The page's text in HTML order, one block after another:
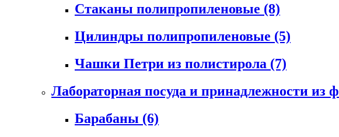
Стаканы полипропиленовые (8)
Цилиндры полипропиленовые (5)
Чашки Петри из полистирола (7)
Лабораторная посуда и принадлежности из
Барабаны (6)